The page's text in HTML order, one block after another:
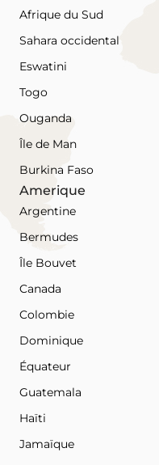
Afrique du Sud
Sahara occidental
Eswatini
Togo
Ouganda
Île de Man
Burkina Faso
Amerique
Argentine
Bermudes
Île Bouvet
Canada
Colombie
Dominique
Équateur
Guatemala
Haïti
Jamaïque